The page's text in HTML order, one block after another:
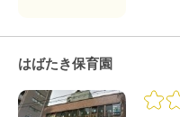
はばたき保育園